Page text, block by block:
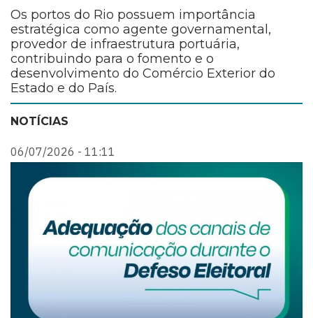
Os portos do Rio possuem importância
estratégica como agente governamental,
provedor de infraestrutura portuária,
contribuindo para o fomento e o
desenvolvimento do Comércio Exterior do
Estado e do País.
NOTÍCIAS
06/07/2026 - 11:11